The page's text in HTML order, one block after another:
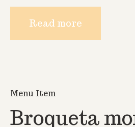
Read more
Menu Item
Broqueta